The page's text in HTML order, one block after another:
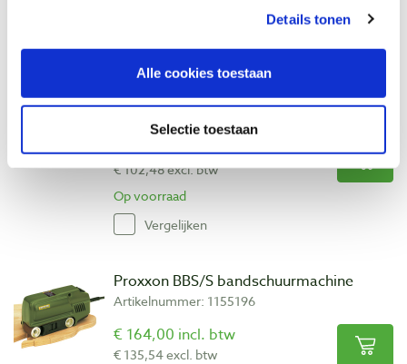
Details tonen
Alle cookies toestaan
Selectie toestaan
Proxxon Micromot BSI 220/E
bandschuurmachine
€ 124,00 incl. btw
€ 102,48 excl. btw
Op voorraad
Vergelijken
Proxxon BBS/S bandschuurmachine
Artikelnummer: 1155196
€ 164,00 incl. btw
€ 135,54 excl. btw